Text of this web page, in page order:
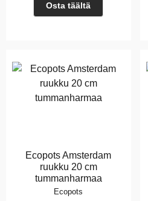
Osta täältä
Ecopots Amsterdam
ruukku 20 cm
tummanharmaa
Ecopots